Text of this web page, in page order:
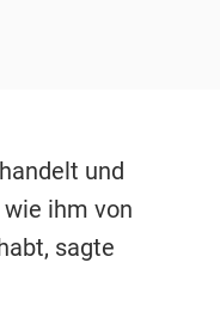
und
ihm von
sagte